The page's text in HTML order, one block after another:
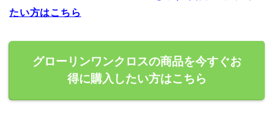
たい方はこちら
グローリンワンクロスの商品を今すぐお
得に購入したい方はこちら